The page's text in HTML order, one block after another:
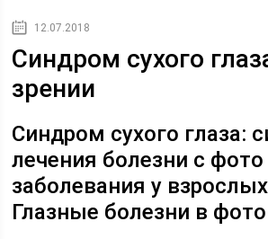
12.07.2018
Синдром сухого
зрении
Синдром сухого глаза:
лечения болезни с фото
заболевания у
Глазные болезни в фото